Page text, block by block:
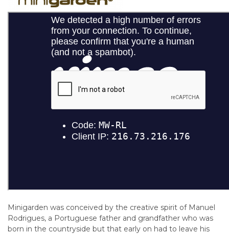
Minigarden was conceived by the creative spirit of Manuel
Rodrigues, a Portuguese father and grandfather who was
born in the countryside but that early on had to leave his